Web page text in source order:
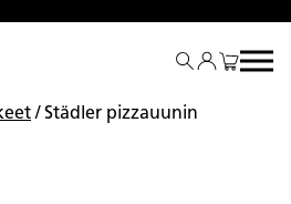
/ Städler pizzauunin